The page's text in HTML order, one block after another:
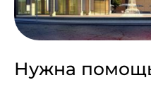
Нужна